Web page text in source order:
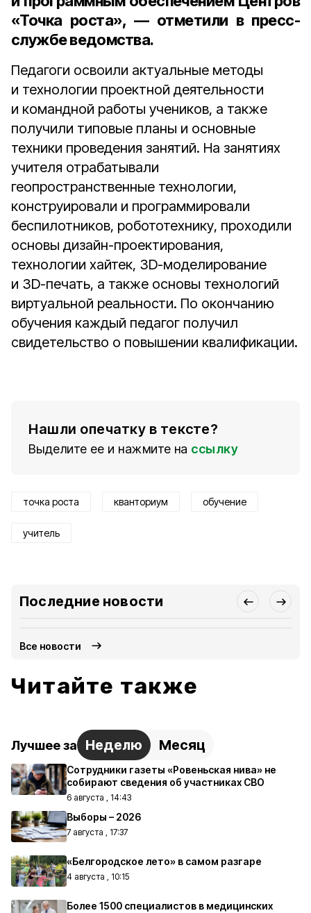
«Точка роста», — отметили в пресс-
службе ведомства.
Педагоги освоили актуальные методы
и технологии проектной деятельности
и командной работы учеников, а также
получили типовые планы и основные
техники проведения занятий. На занятиях
учителя отрабатывали
геопространственные технологии,
конструировали и программировали
беспилотников, робототехнику, проходили
основы дизайн-проектирования,
технологии хайтек, 3D-моделирование
и 3D-печать, а также основы технологий
виртуальной реальности. По окончанию
обучения каждый педагог получил
свидетельство о повышении квалификации.
Нашли опечатку в тексте?
Выделите ее и нажмите на ссылку
точка роста кванториум обучение
учитель
Последние новости
Все новости
Читайте также
Лучшее за Неделю Месяц
Сотрудники газеты «Ровеньская нива» не
собирают сведения об участниках СВО
6 августа , 14:43
Выборы – 2026
7 августа , 17:37
«Белгородское лето» в самом разгаре
4 августа , 10:15
Более 1500 специалистов в медицинских